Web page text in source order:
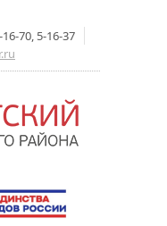
70, 5-16-37